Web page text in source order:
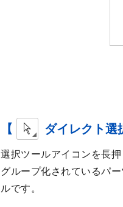
【 ダイレクト選
選択ツールアイコンを長
グループ化されているパ
ルです。